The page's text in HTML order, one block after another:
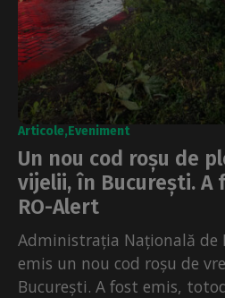
Articole Eveniment
Un nou cod roșu de
vijelii, în București. A
RO-Alert
Administrația Națională de
emis un nou cod roșu de
București. A fost emis,